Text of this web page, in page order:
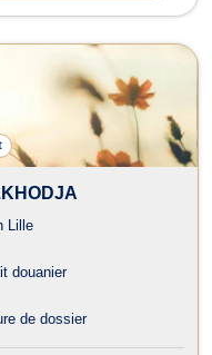
Lille
douanier
de dossier